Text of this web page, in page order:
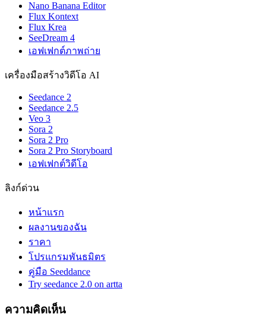
Nano Banana Editor
Flux Kontext
Flux Krea
SeeDream 4
เอฟเฟกต์ภาพถ่าย
เครื่องมือสร้างวิดีโอ AI
Seedance 2
Seedance 2.5
Veo 3
Sora 2
Sora 2 Pro
Sora 2 Pro Storyboard
เอฟเฟกต์วิดีโอ
ลิงก์ด่วน
หน้าแรก
ผลงานของฉัน
ราคา
โปรแกรมพันธมิตร
คู่มือ Seeddance
Try seedance 2.0 on artta
ความคิดเห็น